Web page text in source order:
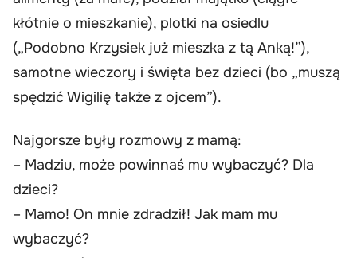
kłótnie o mieszkanie), plotki na osiedlu
(„Podobno Krzysiek już mieszka z tą Anką!”),
samotne wieczory i święta bez dzieci (bo „muszą
spędzić Wigilię także z ojcem”).
Najgorsze były rozmowy z mamą:
– Madziu, może powinnaś mu wybaczyć? Dla
dzieci?
– Mamo! On mnie zdradził! Jak mam mu
wybaczyć?